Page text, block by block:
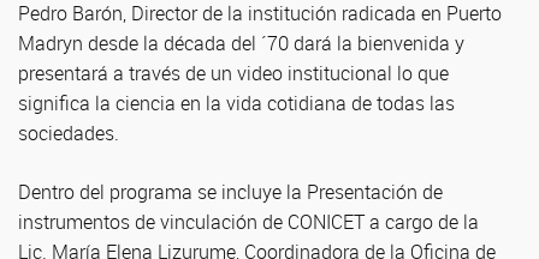
Pedro Barón, Director de la institución radicada en Puerto
Madryn desde la década del ´70 dará la bienvenida y
presentará a través de un video institucional lo que
significa la ciencia en la vida cotidiana de todas las
sociedades.
Dentro del programa se incluye la Presentación de
instrumentos de vinculación de CONICET a cargo de la
Lic. María Elena Lizurume, Coordinadora de la Oficina de